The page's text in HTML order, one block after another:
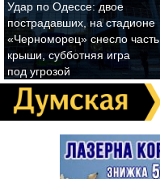
Удар по Одессе: двое
пострадавших, на стадионе
«Черноморец» снесло часть
крыши, субботняя игра
под угрозой